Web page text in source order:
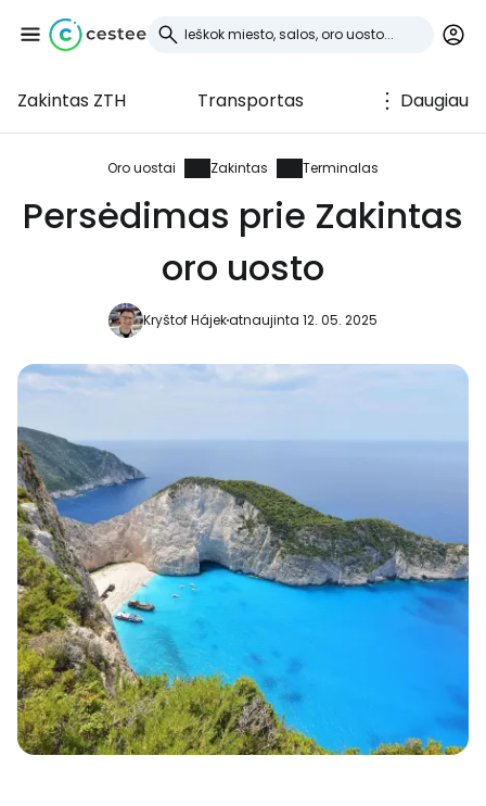
Zakintas ZTH Transportas Daugiau
Oro uostai Zakintas Terminalas
Persėdimas prie Zakintas
oro uosto
Kryštof Hájekatnaujinta 12. 05. 2025
Prisijunkite prie
Cestee
... pasaulinė kelionių bendruomenė
Tęsti su Facebook
Tęsti el. paštu